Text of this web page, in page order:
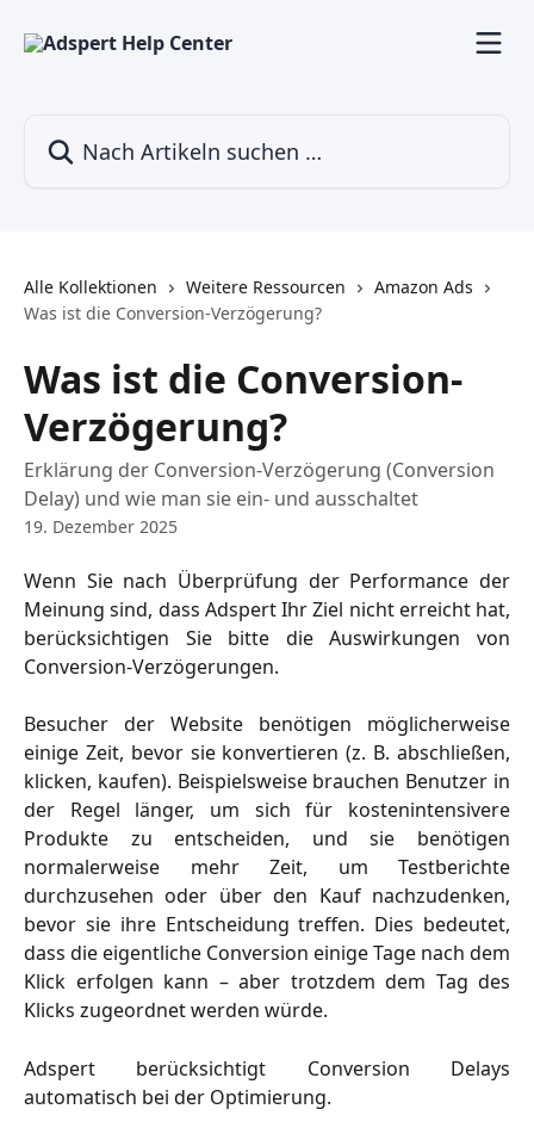
Alle Kollektionen Weitere Ressourcen
Amazon Ads
Was ist die Conversion-Verzögerung?
Was ist die Conversion-
Verzögerung?
Erklärung der Conversion-Verzögerung (Conversion
Delay) und wie man sie ein- und ausschaltet
19. Dezember 2025
Wenn Sie nach Überprüfung der Performance der
Meinung sind, dass Adspert Ihr Ziel nicht erreicht hat,
berücksichtigen Sie bitte die Auswirkungen von
Conversion-Verzögerungen.
Besucher der Website benötigen möglicherweise
einige Zeit, bevor sie konvertieren (z. B. abschließen,
klicken, kaufen). Beispielsweise brauchen Benutzer in
der Regel länger, um sich für kostenintensivere
Produkte zu entscheiden, und sie benötigen
normalerweise mehr Zeit, um Testberichte
durchzusehen oder über den Kauf nachzudenken,
bevor sie ihre Entscheidung treffen. Dies bedeutet,
dass die eigentliche Conversion einige Tage nach dem
Klick erfolgen kann – aber trotzdem dem Tag des
Klicks zugeordnet werden würde.
Adspert berücksichtigt Conversion Delays
automatisch bei der Optimierung.